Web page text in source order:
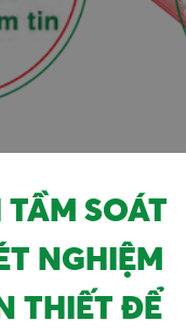
SOÁT
NGHIỆM
THIẾT ĐỂ